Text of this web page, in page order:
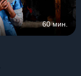
60 мин.